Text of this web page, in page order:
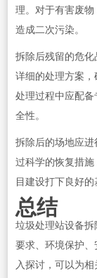
理。对于有害废
造成二次污染。
拆除后残留的危
详细的处理方案，
处理过程中应配
全性。
拆除后的场地应
过科学的恢复措
目建设打下良好的
总结
垃圾处理站设备
要求、环境保护
入探讨，可以为